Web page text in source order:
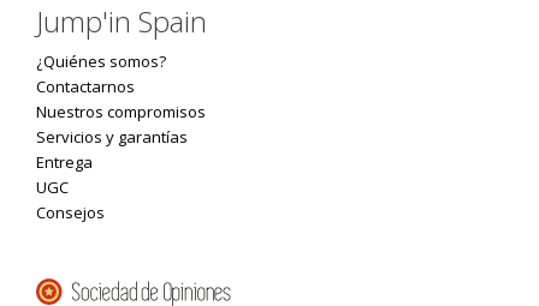
Jump'in Spain
¿Quiénes somos?
Contactarnos
Nuestros compromisos
Servicios y garantías
Entrega
UGC
Consejos